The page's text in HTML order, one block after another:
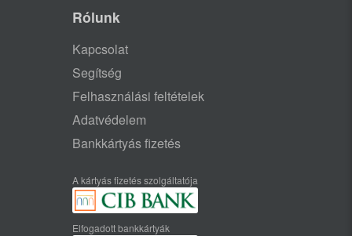
Rólunk
Kapcsolat
Segítség
Felhasználási feltételek
Adatvédelem
Bankkártyás fizetés
A kártyás fizetés szolgáltatója
Elfogadott bankkártyák